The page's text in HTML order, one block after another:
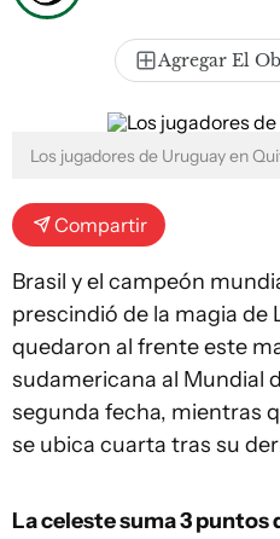
Agregar El
Los jugadores de Uruguay en
Compartir
Brasil y el campeón
prescindió de la magia de
quedaron al frente este
sudamericana al Mundial
segunda fecha, mientras
se ubica cuarta tras su
La celeste suma 3